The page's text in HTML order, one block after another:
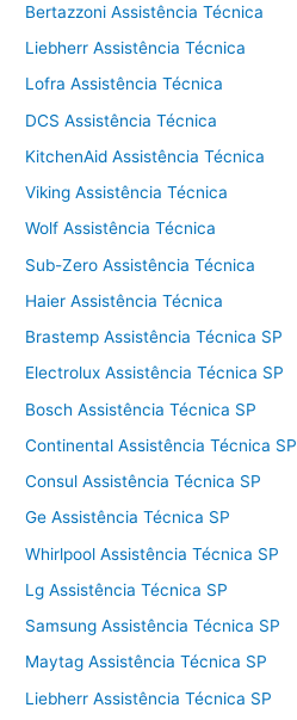
Bertazzoni Assistência Técnica
Liebherr Assistência Técnica
Lofra Assistência Técnica
DCS Assistência Técnica
KitchenAid Assistência Técnica
Viking Assistência Técnica
Wolf Assistência Técnica
Sub-Zero Assistência Técnica
Haier Assistência Técnica
Brastemp Assistência Técnica SP
Electrolux Assistência Técnica SP
Bosch Assistência Técnica SP
Continental Assistência Técnica SP
Consul Assistência Técnica SP
Ge Assistência Técnica SP
Whirlpool Assistência Técnica SP
Lg Assistência Técnica SP
Samsung Assistência Técnica SP
Maytag Assistência Técnica SP
Liebherr Assistência Técnica SP